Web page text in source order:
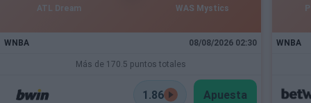
ATL Dream WAS Mystics
WNBA 08/08/2026 02:30
Más de 170.5 puntos totales
1.86 Apuesta
WNBA